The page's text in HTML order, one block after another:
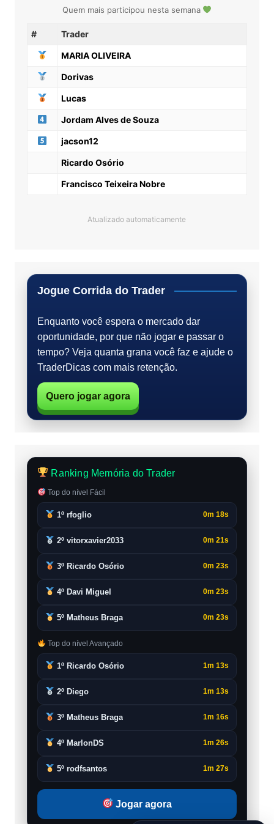
Quem mais participou nesta semana
# Trader
MARIA OLIVEIRA
Dorivas
Lucas
Jordam Alves de Souza
jacson12
Ricardo Osório
Francisco Teixeira Nobre
Atualizado automaticamente
Jogue Corrida do Trader
Enquanto você espera o mercado dar
oportunidade, por que não jogar e passar o
tempo? Veja quanta grana você faz e ajude o
TraderDicas com mais retenção.
Quero jogar agora
Ranking Memória do Trader
Top do nível Fácil
1º rfoglio 0m 18s
2º vitorxavier2033 0m 21s
3º Ricardo Osório 0m 23s
4º Davi Miguel 0m 23s
5º Matheus Braga 0m 23s
Top do nível Avançado
1º Ricardo Osório 1m 13s
2º Diego 1m 13s
3º Matheus Braga 1m 16s
4º MarlonDS 1m 26s
5º rodfsantos 1m 27s
Jogar agora